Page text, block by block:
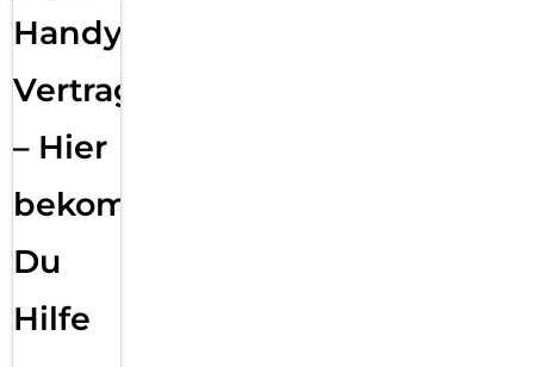
Handy
Vertragsabwicklung
– Hier
bekommst
Du
Hilfe